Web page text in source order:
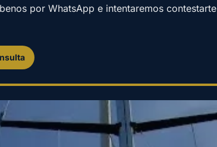
por WhatsApp e intentaremos contestarte